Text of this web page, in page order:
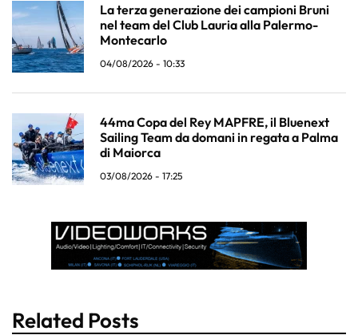
La terza generazione dei campioni Bruni
nel team del Club Lauria alla Palermo-
Montecarlo
04/08/2026 - 10:33
44ma Copa del Rey MAPFRE, il Bluenext
Sailing Team da domani in regata a Palma
di Maiorca
03/08/2026 - 17:25
Related Posts